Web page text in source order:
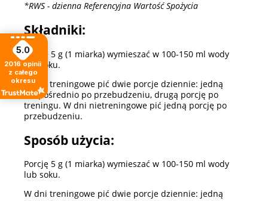
*RWS - dzienna Referencyjna Wartość Spożycia
Składniki:
Porcję 5 g (1 miarka) wymieszać w 100-150 ml wody
lub soku.
W dni treningowe pić dwie porcje dziennie: jedną
bezpośrednio po przebudzeniu, drugą porcję po
treningu. W dni nietreningowe pić jedną porcję po
przebudzeniu.
Sposób użycia:
Porcję 5 g (1 miarka) wymieszać w 100-150 ml wody
lub soku.
W dni treningowe pić dwie porcje dziennie: jedną
5.0
2016 opinii
z całego
okresu